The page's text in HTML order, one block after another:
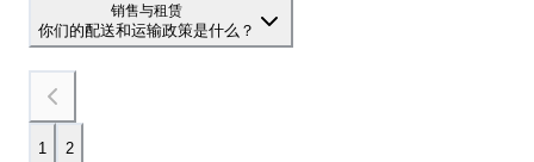
销售与租赁
你们的配送和运输政策是什么？
1 2